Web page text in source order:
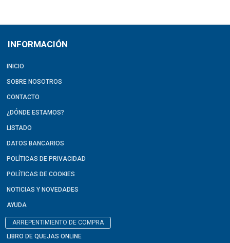
INFORMACIÓN
INICIO
SOBRE NOSOTROS
CONTACTO
¿DÓNDE ESTAMOS?
LISTADO
DATOS BANCARIOS
POLÍTICAS DE PRIVACIDAD
POLÍTICAS DE COOKIES
NOTICIAS Y NOVEDADES
AYUDA
ARREPENTIMIENTO DE COMPRA
LIBRO DE QUEJAS ONLINE